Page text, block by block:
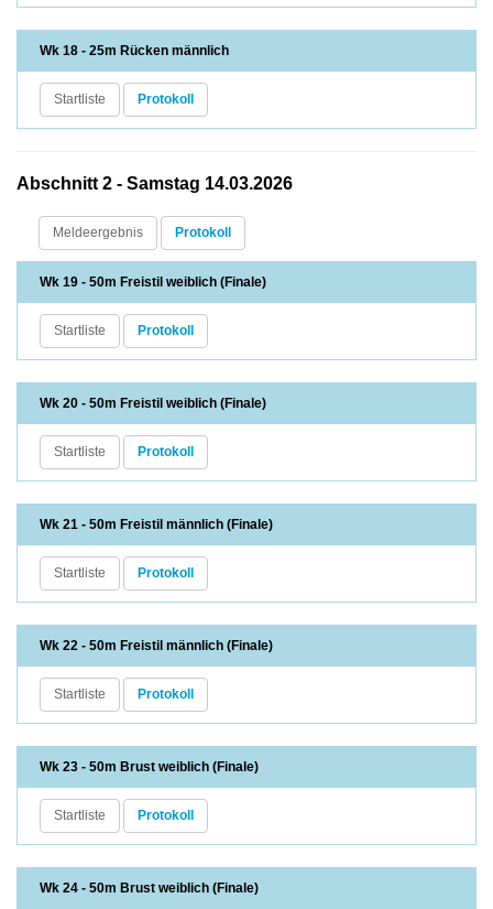
Wk 18 - 25m Rücken männlich
Startliste Protokoll
Abschnitt 2 - Samstag 14.03.2026
Meldeergebnis Protokoll
Wk 19 - 50m Freistil weiblich (Finale)
Startliste Protokoll
Wk 20 - 50m Freistil weiblich (Finale)
Startliste Protokoll
Wk 21 - 50m Freistil männlich (Finale)
Startliste Protokoll
Wk 22 - 50m Freistil männlich (Finale)
Startliste Protokoll
Wk 23 - 50m Brust weiblich (Finale)
Startliste Protokoll
Wk 24 - 50m Brust weiblich (Finale)